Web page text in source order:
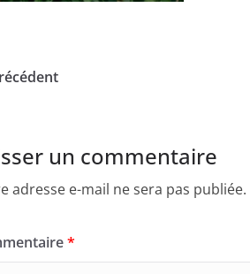
un commentaire
adresse e-mail ne sera pas publiée.
*